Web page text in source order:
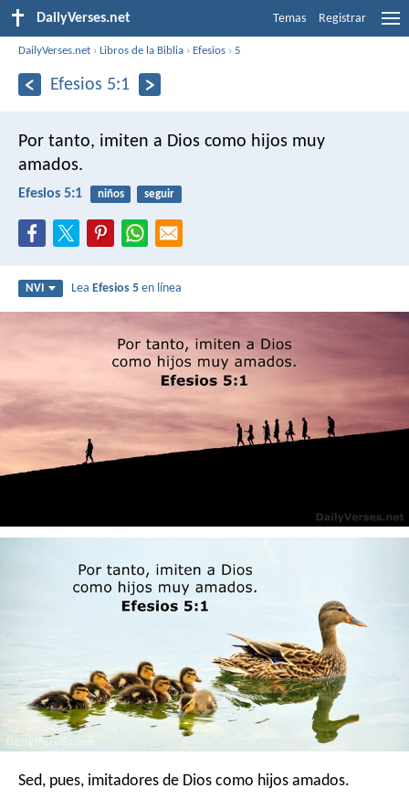
DailyVerses.net Temas Registrar
DailyVerses.net ›Libros de la Biblia › Efesios ›5
Efesios 5:1
Por tanto, imiten a Dios como hijos muy
amados.
Efesios 5:1 niños seguir
NVI LeaEfesios 5 en línea
Sed, pues, imitadores de Dios como hijos amados.